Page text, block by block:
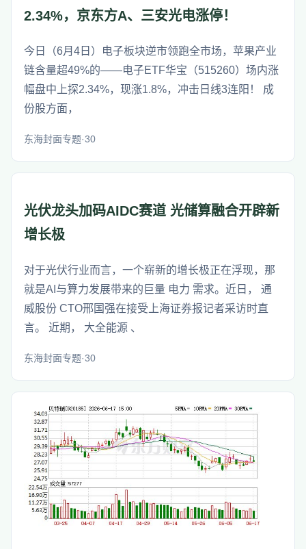
2.34%，京东方A、三安光电涨停！
今日（6月4日）电子板块逆市领跑全市场，苹果产业
链含量超49%的——电子ETF华宝（515260）场内涨
幅盘中上探2.34%，现涨1.8%，冲击日线3连阳！ 成
份股方面，
东海封面专题·30
光伏龙头加码AIDC赛道 光储算融合开辟新
增长极
对于光伏行业而言，一个崭新的增长极正在浮现，那
就是AI与算力发展带来的巨量 电力 需求。近日， 通
威股份 CTO邢国强在接受上海证券报记者采访时直
言。 近期， 大全能源 、
东海封面专题·30